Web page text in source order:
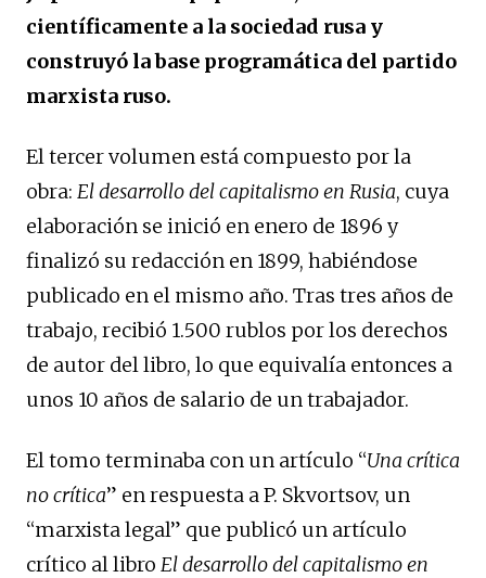
científicamente a la sociedad rusa y
construyó la base programática del partido
marxista ruso.
El tercer volumen está compuesto por la
obra: El desarrollo del capitalismo en Rusia, cuya
elaboración se inició en enero de 1896 y
finalizó su redacción en 1899, habiéndose
publicado en el mismo año. Tras tres años de
trabajo, recibió 1.500 rublos por los derechos
de autor del libro, lo que equivalía entonces a
unos 10 años de salario de un trabajador.
El tomo terminaba con un artículo “Una crítica
no crítica” en respuesta a P. Skvortsov, un
“marxista legal” que publicó un artículo
crítico al libro El desarrollo del capitalismo en